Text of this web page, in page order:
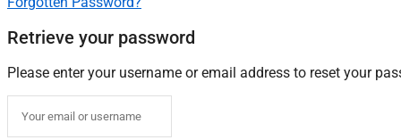
Retrieve your password
Please enter your username or email address to reset your